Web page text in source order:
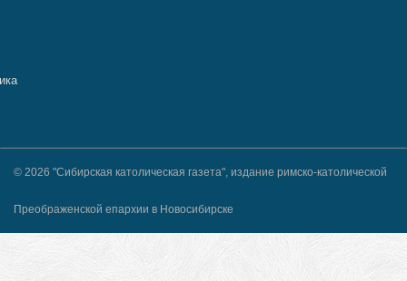
© 2026 "Сибирская католическая газета", издание римско-католической
Преображенской епархии в Новосибирске